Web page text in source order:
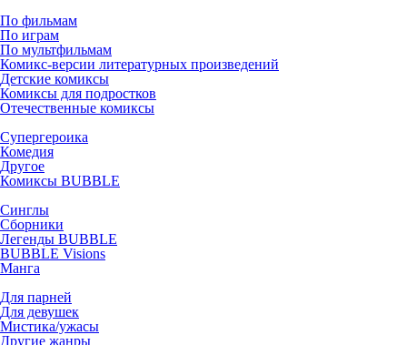
По фильмам
По играм
По мультфильмам
Комикс-версии литературных произведений
Детские комиксы
Комиксы для подростков
Отечественные комиксы
Супергероика
Комедия
Другое
Комиксы BUBBLE
Синглы
Сборники
Легенды BUBBLE
BUBBLE Visions
Манга
Для парней
Для девушек
Мистика/ужасы
Другие жанры